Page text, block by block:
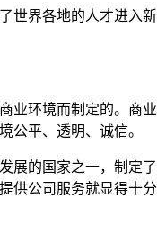
世界各地的人才进入
业环境而制定的。商
公平、透明、诚信。
展的国家之一，制定
供公司服务就显得十